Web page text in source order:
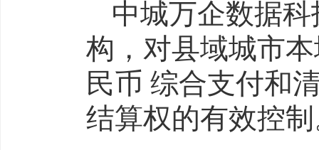
中城万企数据
构，对县域城市
民币 综合支付和
结算权的有效控